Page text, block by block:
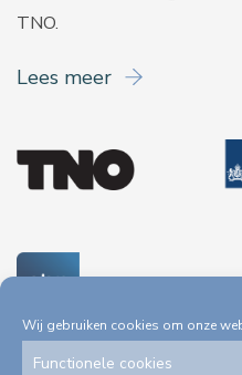
Wij gebruiken cookies om onze
Functionele cookies
TNO.
Lees meer